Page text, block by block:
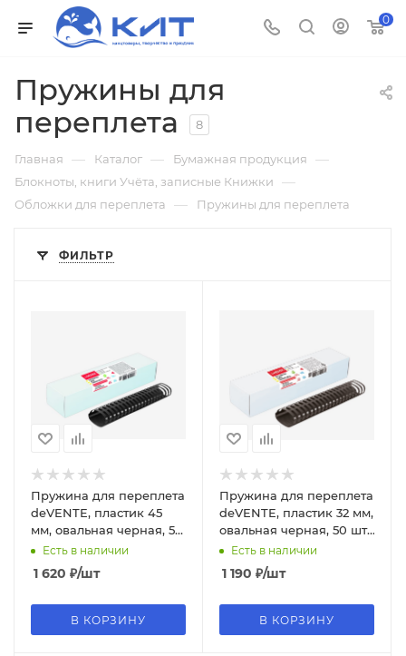
0
Пружины для
переплета
8
Главная — Каталог — Бумажная продукция —
Блокноты, книги Учёта, записные Книжки —
Обложки для переплета — Пружины для переплета
ФИЛЬТР
Пружина для переплета
deVENTE, пластик 45
мм, овальная черная, 50
шт, 4125716
Есть в наличии
1 620 ₽/шт
В КОРЗИНУ
Пружина для переплета
deVENTE, пластик 32 мм,
овальная черная, 50 шт,
4125710
Есть в наличии
1 190 ₽/шт
В КОРЗИНУ